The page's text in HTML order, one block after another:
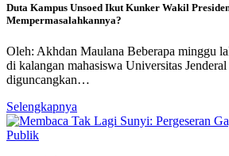
Duta Kampus Unsoed Ikut Kunker Wakil
Mempermasalahkannya?
Oleh: Akhdan Maulana Beberapa minggu
di kalangan mahasiswa Universitas
diguncangkan…
Selengkapnya